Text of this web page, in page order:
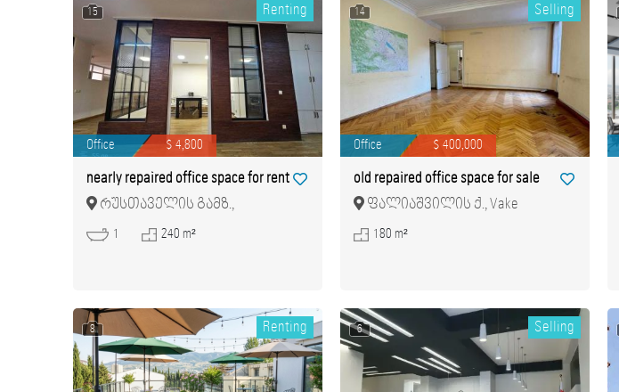
15 Renting
Office $ 4,800
nearly repaired office space for rent
რუსთაველის გამზ.,
მთაწმინდა
1 240 m²
14 Selling
Office $ 400,000
old repaired office space for sale
ფალიაშვილის ქ., Vake
180 m²
8 Renting 6 Selling